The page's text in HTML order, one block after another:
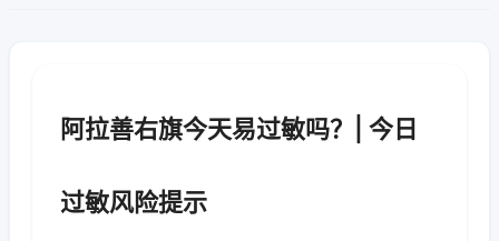
阿拉善右旗今天易过敏吗？| 今日
过敏风险提示